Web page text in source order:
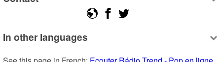
In other languages